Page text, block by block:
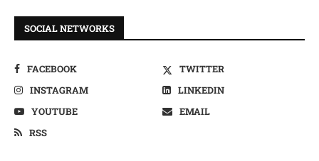
SOCIAL NETWORKS
FACEBOOK
TWITTER
INSTAGRAM
LINKEDIN
YOUTUBE
EMAIL
RSS